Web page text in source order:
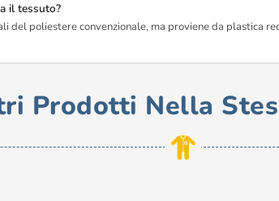
il tessuto?
del poliestere convenzionale, ma proviene da plastica
Prodotti Nella